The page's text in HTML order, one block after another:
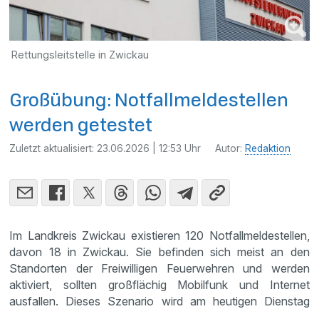
Rettungsleitstelle in Zwickau
Großübung: Notfallmeldestellen
werden getestet
Zuletzt aktualisiert: 23.06.2026 | 12:53 Uhr Autor: Redaktion
Im Landkreis Zwickau existieren 120 Notfallmeldestellen,
davon 18 in Zwickau. Sie befinden sich meist an den
Standorten der Freiwilligen Feuerwehren und werden
aktiviert, sollten großflächig Mobilfunk und Internet
ausfallen. Dieses Szenario wird am heutigen Dienstag